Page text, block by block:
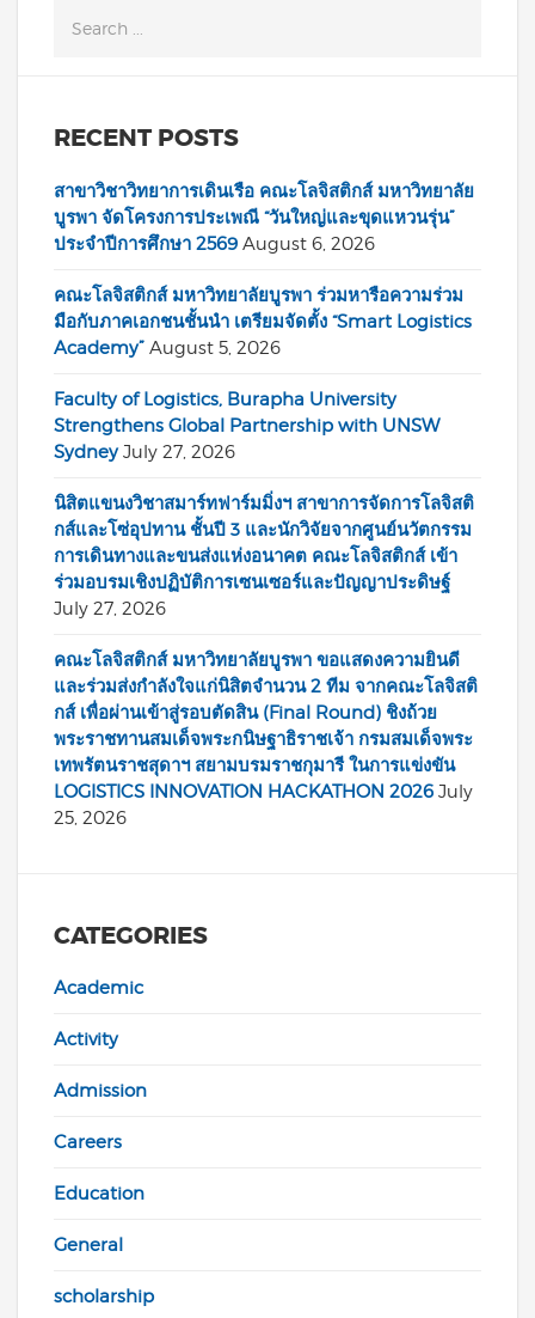
RECENT POSTS
สาขาวิชาวิทยาการเดินเรือ คณะโลจิสติกส์ มหาวิทยาลัย
บูรพา จัดโครงการประเพณี “วันใหญ่และขุดแหวนรุ่น”
ประจำปีการศึกษา 2569 August 6, 2026
คณะโลจิสติกส์ มหาวิทยาลัยบูรพา ร่วมหารือความร่วม
มือกับภาคเอกชนชั้นนำ เตรียมจัดตั้ง “Smart Logistics
Academy” August 5, 2026
Faculty of Logistics, Burapha University
Strengthens Global Partnership with UNSW
Sydney July 27, 2026
นิสิตแขนงวิชาสมาร์ทฟาร์มมิ่งฯ สาขาการจัดการโลจิสติ
กส์และโซ่อุปทาน ชั้นปี 3 และนักวิจัยจากศูนย์นวัตกรรม
การเดินทางและขนส่งแห่งอนาคต คณะโลจิสติกส์ เข้า
ร่วมอบรมเชิงปฏิบัติการเซนเซอร์และปัญญาประดิษฐ์
July 27, 2026
คณะโลจิสติกส์ มหาวิทยาลัยบูรพา ขอแสดงความยินดี
และร่วมส่งกำลังใจแก่นิสิตจำนวน 2 ทีม จากคณะโลจิสติ
กส์ เพื่อผ่านเข้าสู่รอบตัดสิน (Final Round) ชิงถ้วย
พระราชทานสมเด็จพระกนิษฐาธิราชเจ้า กรมสมเด็จพระ
เทพรัตนราชสุดาฯ สยามบรมราชกุมารี ในการแข่งขัน
LOGISTICS INNOVATION HACKATHON 2026 July
25, 2026
CATEGORIES
Academic
Activity
Admission
Careers
Education
General
scholarship